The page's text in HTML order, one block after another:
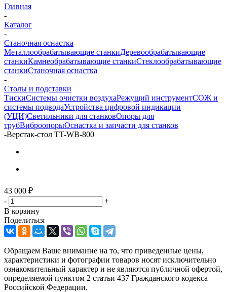
Главная
-
Каталог
-
Станочная оснастка
Металлообрабатывающие станкиДеревообрабатывающие
станкиКамнеобрабатывающие станкиСтеклообрабатывающие
станкиСтаночная оснастка
-
Столы и подставки
ТискиСистемы очистки воздухаРежущий инструментСОЖ и
системы подводаУстройства цифровой индикации
(УЦИ)Светильники для станковОпоры для
трубВиброопорыОснастка и запчасти для станков
-Верстак-стол TT-WB-800
43 000 ₽
-
+
В корзину
Поделиться
Обращаем Ваше внимание на то, что приведенные цены,
характеристики и фотографии товаров носят исключительно
ознакомительный характер и не являются публичной офертой,
определяемой пунктом 2 статьи 437 Гражданского кодекса
Российской Федерации.